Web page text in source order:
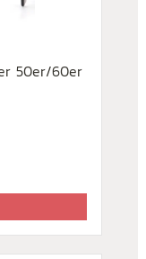
50er/60er